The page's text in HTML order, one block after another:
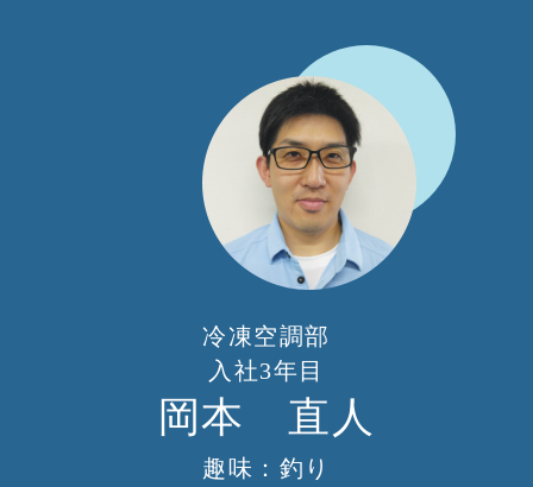
冷凍空調部
入社3年目
岡本 直人
趣味：釣り